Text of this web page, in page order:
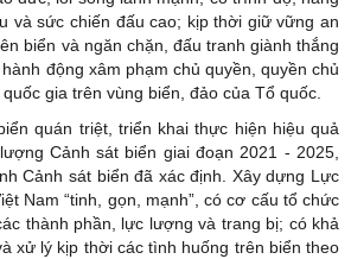
và sức chiến đấu cao; kịp thời giữ vững an
biển và ngăn chặn, đấu tranh giành thắng
động xâm phạm chủ quyền, quyền chủ
gia trên vùng biển, đảo của Tổ quốc.
quán triệt, triển khai thực hiện hiệu quả
Cảnh sát biển giai đoạn 2021 - 2025,
Cảnh sát biển đã xác định. Xây dựng Lực
Nam “tinh, gọn, mạnh”, có cơ cấu tổ chức
thành phần, lực lượng và trang bị; có khả
xử lý kịp thời các tình huống trên biển theo